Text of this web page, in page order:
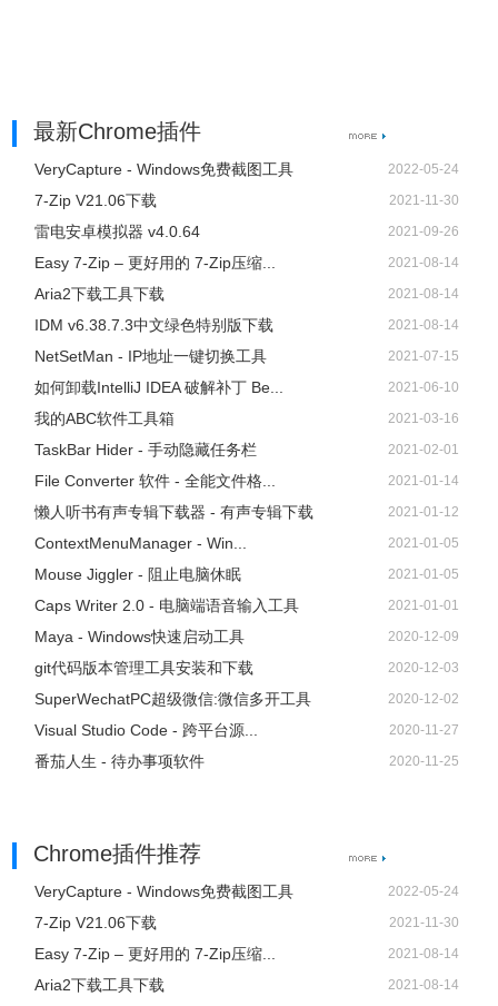
最新Chrome插件
VeryCapture - Windows免费截图工具 2022-05-24
7-Zip V21.06下载 2021-11-30
雷电安卓模拟器 v4.0.64 2021-09-26
Easy 7-Zip – 更好用的 7-Zip压缩... 2021-08-14
Aria2下载工具下载 2021-08-14
IDM v6.38.7.3中文绿色特别版下载 2021-08-14
NetSetMan - IP地址一键切换工具 2021-07-15
如何卸载IntelliJ IDEA 破解补丁 Be... 2021-06-10
我的ABC软件工具箱 2021-03-16
TaskBar Hider - 手动隐藏任务栏 2021-02-01
File Converter 软件 - 全能文件格... 2021-01-14
懒人听书有声专辑下载器 - 有声专辑下载 2021-01-12
ContextMenuManager - Win... 2021-01-05
Mouse Jiggler - 阻止电脑休眠 2021-01-05
Caps Writer 2.0 - 电脑端语音输入工具 2021-01-01
Maya - Windows快速启动工具 2020-12-09
git代码版本管理工具安装和下载 2020-12-03
SuperWechatPC超级微信:微信多开工具 2020-12-02
Visual Studio Code - 跨平台源... 2020-11-27
番茄人生 - 待办事项软件 2020-11-25
Chrome插件推荐
VeryCapture - Windows免费截图工具 2022-05-24
7-Zip V21.06下载 2021-11-30
Easy 7-Zip – 更好用的 7-Zip压缩... 2021-08-14
Aria2下载工具下载 2021-08-14